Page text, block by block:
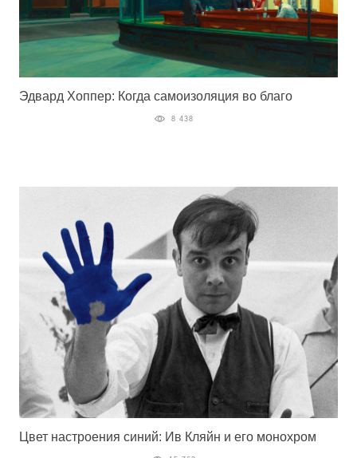
Эдвард Хоппер: Когда самоизоляция во благо
8 438
Цвет настроения синий: Ив Кляйн и его монохром